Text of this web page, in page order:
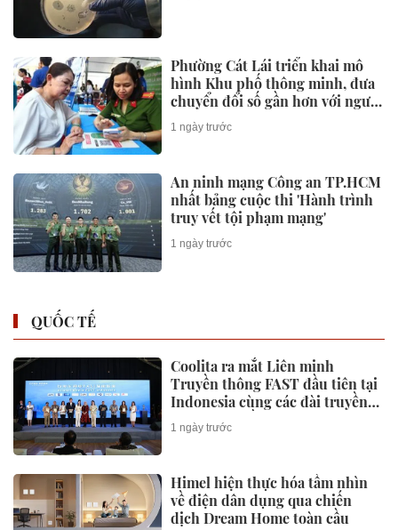
Phường Cát Lái triển khai mô
hình Khu phố thông minh, đưa
chuyển đổi số gần hơn với người
dân
1 ngày trước
An ninh mạng Công an TP.HCM
nhất bảng cuộc thi 'Hành trình
truy vết tội phạm mạng'
1 ngày trước
QUỐC TẾ
Coolita ra mắt Liên minh
Truyền thông FAST đầu tiên tại
Indonesia cùng các đài truyền
hình hàng đầu
1 ngày trước
Himel hiện thực hóa tầm nhìn
về điện dân dụng qua chiến
dịch Dream Home toàn cầu